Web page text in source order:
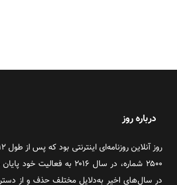
درباره روز
۲۵۰۰ شماره، در سال ۲۰۱۶ به
در سال‌های اخیر به‌دلایل مختلف حذف و از